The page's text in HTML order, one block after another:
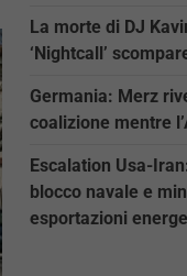
La morte di DJ
‘Nightcall’
Germania: Merz
coalizione mentre
Escalation Usa-
blocco navale e
esportazioni